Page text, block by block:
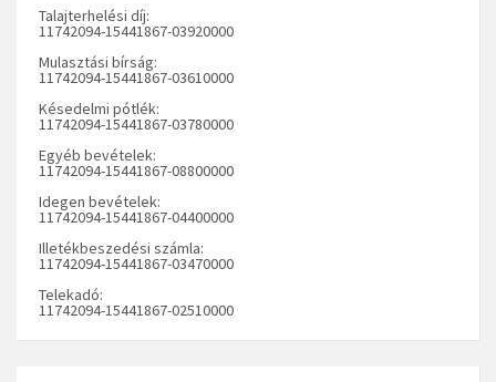
Talajterhelési díj:
11742094-15441867-03920000
Mulasztási bírság:
11742094-15441867-03610000
Késedelmi pótlék:
11742094-15441867-03780000
Egyéb bevételek:
11742094-15441867-08800000
Idegen bevételek:
11742094-15441867-04400000
Illetékbeszedési számla:
11742094-15441867-03470000
Telekadó:
11742094-15441867-02510000